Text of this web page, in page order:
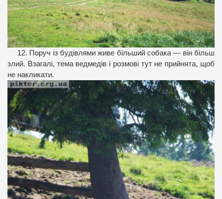
12. Поруч із будівлями живе більший собака — він більш
злий. Взагалі, тема ведмедів і розмові тут не прийнята, щоб
не накликати.